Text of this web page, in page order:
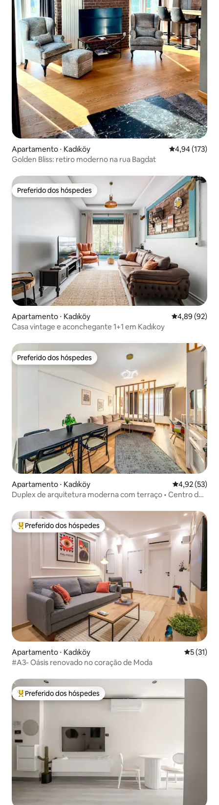
Apartamento ⋅ Kadıköy 4,94 de uma
4,94 (173)
Golden Bliss: retiro moderno na rua Bagdat
Preferido dos hóspedes
Preferido dos hóspedes
Apartamento ⋅ Kadıköy 4,89 de uma
4,89 (92)
Casa vintage e aconchegante 1+1 em Kadıkoy
Preferido dos hóspedes
Preferido dos hóspedes
Apartamento ⋅ Kadıköy 4,92 de uma
4,92 (53)
Duplex de arquitetura moderna com terraço • Centro de
Entre os melhores preferidos dos hóspedes
Preferido dos hóspedes
Apartamento ⋅ Kadıköy 5 de uma
5 (31)
#A3- Oásis renovado no coração de Moda
Entre os melhores preferidos dos hóspedes
Preferido dos hóspedes